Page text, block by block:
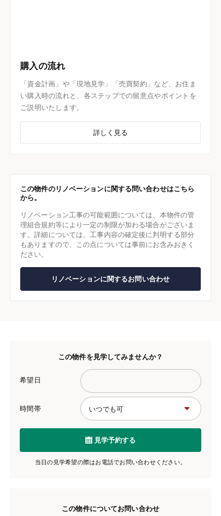
購入の流れ
「資金計画」や「現地見学」「売買契約」など、お住ま
い購入時の流れと、各ステップでの留意点やポイントを
ご説明いたします。
詳しく見る
この物件のリノベーションに関する問い合わせはこちら
から。
リノベーション工事の可能範囲については、本物件の管
理組合規約等により一定の制限が加わる場合がございま
す。詳細については、工事内容の確定後に判明する部分
もありますので、この点については事前にお含みおきく
ださい。
リノベーションに関するお問い合わせ
この物件を見学してみませんか？
希望日
時間帯
見学予約する
当日の見学希望の際はお電話でお問い合わせください。
この物件についてお問い合わせ